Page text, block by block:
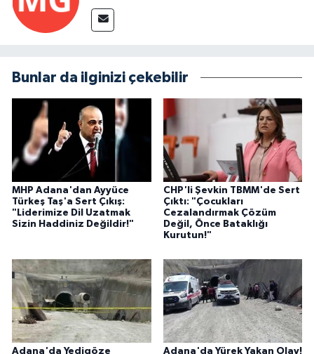
Bunlar da ilginizi çekebilir
MHP Adana'dan Ayyüce
Türkeş Taş'a Sert Çıkış:
"Liderimize Dil Uzatmak
Sizin Haddiniz Değildir!"
CHP'li Şevkin TBMM'de Sert
Çıktı: "Çocukları
Cezalandırmak Çözüm
Değil, Önce Bataklığı
Kurutun!"
Adana'da Yedigöze
Adana'da Yürek Yakan Olay!